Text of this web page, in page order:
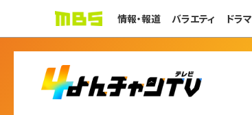
情報・報道 バラエティ ドラマ